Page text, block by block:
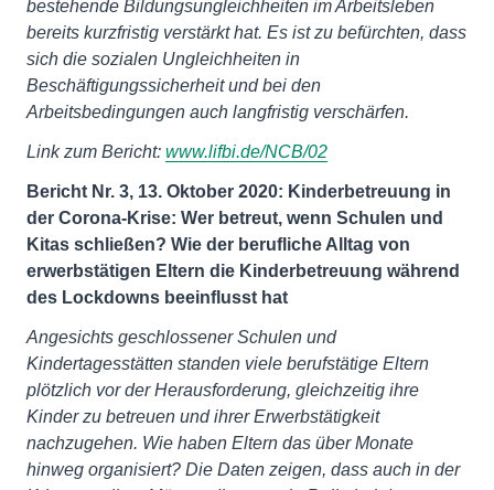
bestehende Bildungsungleichheiten im Arbeitsleben
bereits kurzfristig verstärkt hat. Es ist zu befürchten, dass
sich die sozialen Ungleichheiten in
Beschäftigungssicherheit und bei den
Arbeitsbedingungen auch langfristig verschärfen.
Link zum Bericht: www.lifbi.de/NCB/02
Bericht Nr. 3, 13. Oktober 2020: Kinderbetreuung in
der Corona-Krise: Wer betreut, wenn Schulen und
Kitas schließen? Wie der berufliche Alltag von
erwerbstätigen Eltern die Kinderbetreuung während
des Lockdowns beeinflusst hat
Angesichts geschlossener Schulen und
Kindertagesstätten standen viele berufstätige Eltern
plötzlich vor der Herausforderung, gleichzeitig ihre
Kinder zu betreuen und ihrer Erwerbstätigkeit
nachzugehen. Wie haben Eltern das über Monate
hinweg organisiert? Die Daten zeigen, dass auch in der